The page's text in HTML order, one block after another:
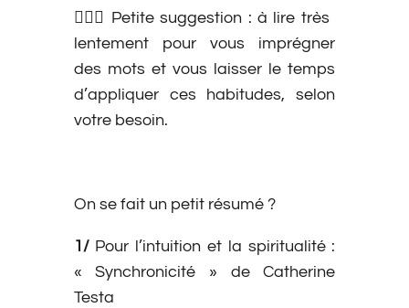
🙋🏽‍♀️ Petite suggestion : à lire très
lentement pour vous imprégner
des mots et vous laisser le temps
d’appliquer ces habitudes, selon
votre besoin.
On se fait un petit résumé ?
1/Pour l’intuition et la spiritualité :
« Synchronicité » de Catherine
Testa